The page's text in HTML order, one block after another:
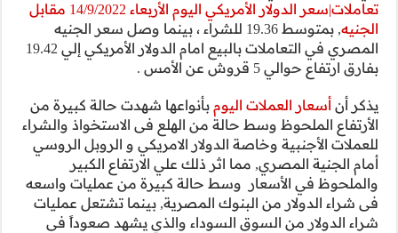
تعاملات|سعر الدولار الأمريكي اليوم الأربعاء 14/9/2022 مقابل
وصل سعر الجنيه
المصري في التعاملات بالبيع امام الدولار الأمريكي إلي 19.42
حالة كبيرة من
الاستخواذ والشراء
و الروبل الروسي
الكبير
من عمليات واسعه
تشتعل عمليات
يشهد صعوداً فى